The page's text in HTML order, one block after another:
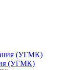
(УГМК)